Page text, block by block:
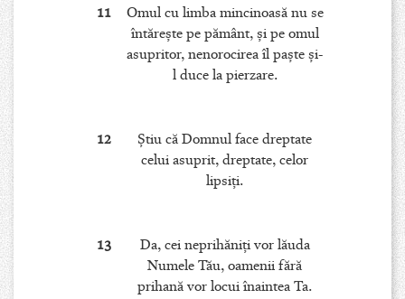
11
Omul cu limba mincinoasă nu se
întăreşte pe pământ, şi pe omul
asupritor, nenorocirea îl paşte şi-
l duce la pierzare.
12
Ştiu că Domnul face dreptate
celui asuprit, dreptate, celor
lipsiţi.
13
Da, cei neprihăniţi vor lăuda
Numele Tău, oamenii fără
prihană vor locui înaintea Ta.